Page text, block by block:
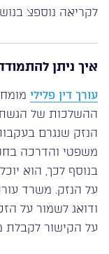
לקריאה נוספצ
איך ניתן
עורך דין פלילי
ההשלכות של הגשת
הנזק שנגרם
משפטי והדרכה
בנוסף לכך, הוא
על הנזק. משרד
ודואג לשמור על
על הקישור לקבלת